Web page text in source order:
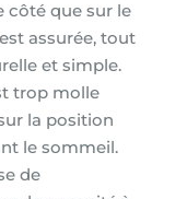
côté que sur le
assurée, tout
et simple.
trop molle
la position
le sommeil.
de